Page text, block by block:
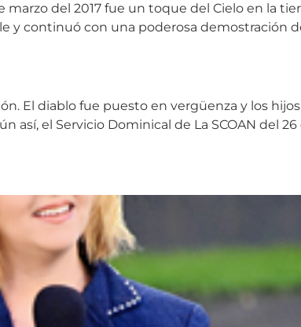
marzo del 2017 fue un toque del Cielo en la
y continuó con una poderosa demostración
El diablo fue puesto en vergüenza y los
así, el Servicio Dominical de La SCOAN del